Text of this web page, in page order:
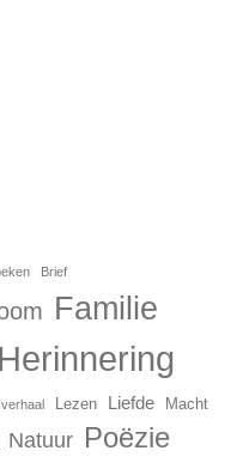
Brief
Familie
Herinnering
Lezen Liefde Macht
Natuur Poëzie